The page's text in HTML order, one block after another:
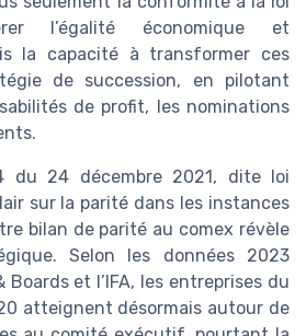
l’égalité économique et
la capacité à transformer ces
de succession, en pilotant
de profit, les nominations
du 24 décembre 2021, dite loi
sur la parité dans les instances
bilan de parité au comex révèle
Selon les données 2023
Boards et l’IFA, les entreprises du
atteignent désormais autour de